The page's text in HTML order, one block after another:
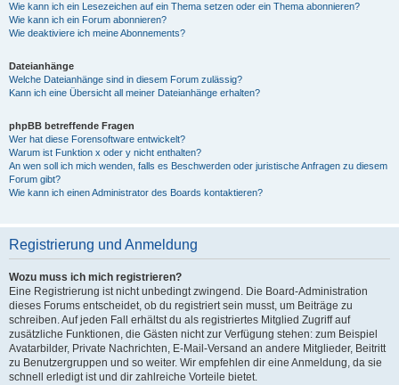
Wie kann ich ein Lesezeichen auf ein Thema setzen oder ein Thema abonnieren?
Wie kann ich ein Forum abonnieren?
Wie deaktiviere ich meine Abonnements?
Dateianhänge
Welche Dateianhänge sind in diesem Forum zulässig?
Kann ich eine Übersicht all meiner Dateianhänge erhalten?
phpBB betreffende Fragen
Wer hat diese Forensoftware entwickelt?
Warum ist Funktion x oder y nicht enthalten?
An wen soll ich mich wenden, falls es Beschwerden oder juristische Anfragen zu diesem
Forum gibt?
Wie kann ich einen Administrator des Boards kontaktieren?
Registrierung und Anmeldung
Wozu muss ich mich registrieren?
Eine Registrierung ist nicht unbedingt zwingend. Die Board-Administration
dieses Forums entscheidet, ob du registriert sein musst, um Beiträge zu
schreiben. Auf jeden Fall erhältst du als registriertes Mitglied Zugriff auf
zusätzliche Funktionen, die Gästen nicht zur Verfügung stehen: zum Beispiel
Avatarbilder, Private Nachrichten, E-Mail-Versand an andere Mitglieder, Beitritt
zu Benutzergruppen und so weiter. Wir empfehlen dir eine Anmeldung, da sie
schnell erledigt ist und dir zahlreiche Vorteile bietet.